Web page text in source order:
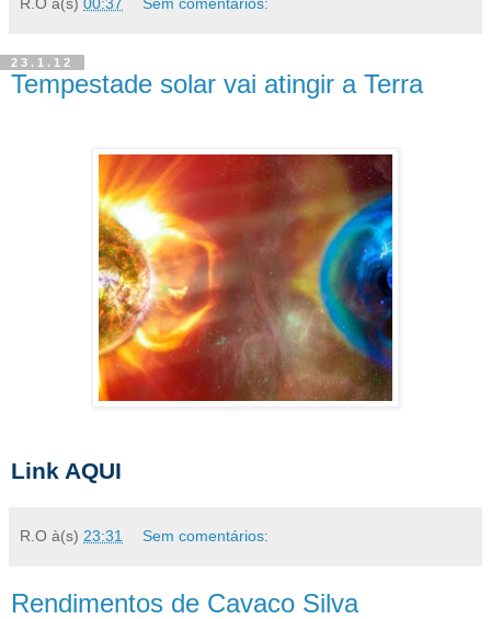
R.O à(s) 00:37 Sem comentários:
23.1.12
Tempestade solar vai atingir a Terra
Link AQUI
R.O à(s) 23:31 Sem comentários:
Rendimentos de Cavaco Silva